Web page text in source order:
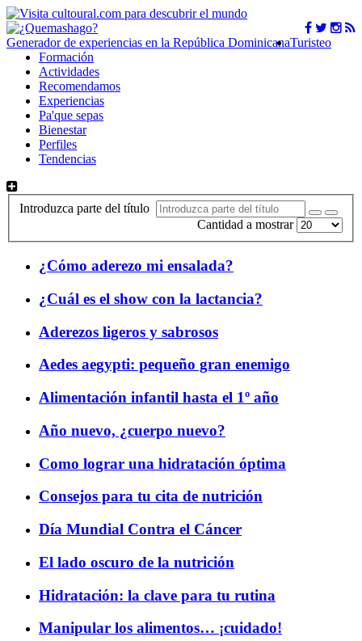
Generador de experiencias en la República DominicanaTuristeo
Formación
Actividades
Recomendamos
Experiencias
Pa'que sepas
Bienestar
Perfiles
Tendencias
Introduzca parte del título
Cantidad a mostrar
¿Cómo aderezo mi ensalada?
¿Cuál es el show con la lactancia?
Aderezos ligeros y sabrosos
Aedes aegypti: pequeño gran enemigo
Alimentación infantil hasta el 1º año
Año nuevo, ¿cuerpo nuevo?
Como lograr una hidratación óptima
Consejos para tu cita de nutrición
Día Mundial Contra el Cáncer
El lado oscuro de la nutrición
Hidratación: la clave para tu rutina
Manipular los alimentos… ¡cuidado!